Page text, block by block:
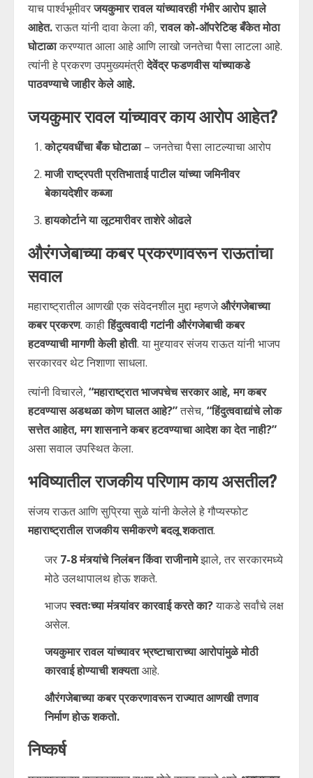
याच पार्श्वभूमीवरजयकुमार रावल यांच्यावरही गंभीर आरोप झाले
आहेत.राऊत यांनी दावा केला की,रावल को-ऑपरेटिव्ह बँकेत मोठा
घोटाळाकरण्यात आला आहे आणि लाखो जनतेचा पैसा लाटला आहे.
त्यांनी हे प्रकरण उपमुख्यमंत्रीदेवेंद्र फडणवीस यांच्याकडे
पाठवण्याचे जाहीर केले आहे.
जयकुमार रावल यांच्यावर काय आरोप आहेत?
कोट्यवधींचा बँक घोटाळा– जनतेचा पैसा लाटल्याचा आरोप
माजी राष्ट्रपती प्रतिभाताई पाटील यांच्या जमिनीवर
बेकायदेशीर कब्जा
हायकोर्टाने या लूटमारीवर ताशेरे ओढले
औरंगजेबाच्या कबर प्रकरणावरून राऊतांचा
सवाल
महाराष्ट्रातील आणखी एक संवेदनशील मुद्दा म्हणजेऔरंगजेबाच्या
कबर प्रकरण. काहीहिंदुत्ववादी गटांनी औरंगजेबाची कबर
हटवण्याची मागणी केली होती. या मुद्द्यावर संजय राऊत यांनी भाजप
सरकारवर थेट निशाणा साधला.
त्यांनी विचारले, “महाराष्ट्रात भाजपचेच सरकार आहे, मग कबर
हटवण्यास अडथळा कोण घालत आहे?”तसेच, “हिंदुत्ववाद्यांचे लोक
सत्तेत आहेत, मग शासनाने कबर हटवण्याचा आदेश का देत नाही?”
असा सवाल उपस्थित केला.
भविष्यातील राजकीय परिणाम काय असतील?
संजय राऊत आणि सुप्रिया सुळे यांनी केलेले हे गौप्यस्फोट
महाराष्ट्रातील राजकीय समीकरणे बदलू शकतात.
जर 7-8 मंत्र्यांचे निलंबन किंवा राजीनामेझाले, तर सरकारमध्ये
मोठे उलथापालथ होऊ शकते.
भाजपस्वतःच्या मंत्र्यांवर कारवाई करते का?याकडे सर्वांचे लक्ष
असेल.
जयकुमार रावल यांच्यावर भ्रष्टाचाराच्या आरोपांमुळे मोठी
कारवाई होण्याची शक्यताआहे.
औरंगजेबाच्या कबर प्रकरणावरून राज्यात आणखी तणाव
निर्माण होऊ शकतो.
निष्कर्ष